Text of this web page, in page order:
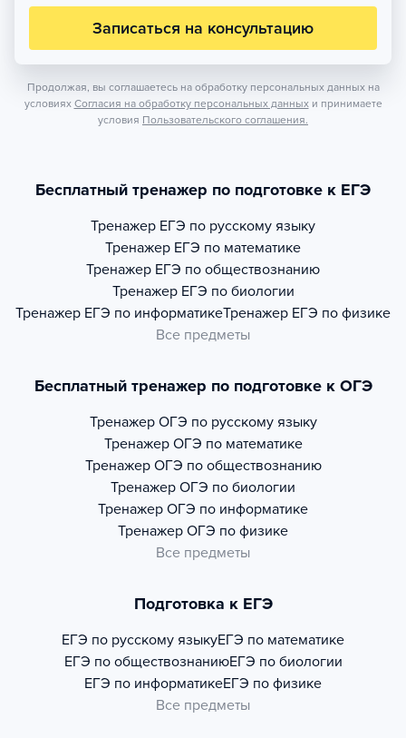
Записаться на консультацию
Продолжая, вы соглашаетесь на обработку персональных данных на
условиях Согласия на обработку персональных данных и принимаете
условия Пользовательского соглашения.
Бесплатный тренажер по подготовке к ЕГЭ
Тренажер ЕГЭ по русскому языку
Тренажер ЕГЭ по математике
Тренажер ЕГЭ по обществознанию
Тренажер ЕГЭ по биологии
Тренажер ЕГЭ по информатикеТренажер ЕГЭ по физике
Все предметы
Бесплатный тренажер по подготовке к ОГЭ
Тренажер ОГЭ по русскому языку
Тренажер ОГЭ по математике
Тренажер ОГЭ по обществознанию
Тренажер ОГЭ по биологии
Тренажер ОГЭ по информатике
Тренажер ОГЭ по физике
Все предметы
Подготовка к ЕГЭ
ЕГЭ по русскому языкуЕГЭ по математике
ЕГЭ по обществознаниюЕГЭ по биологии
ЕГЭ по информатикеЕГЭ по физике
Все предметы